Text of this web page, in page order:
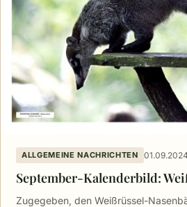
ALLGEMEINE NACHRICHTEN 01.09.2024
September-Kalenderbild:
Zugegeben, den Weißrüssel-